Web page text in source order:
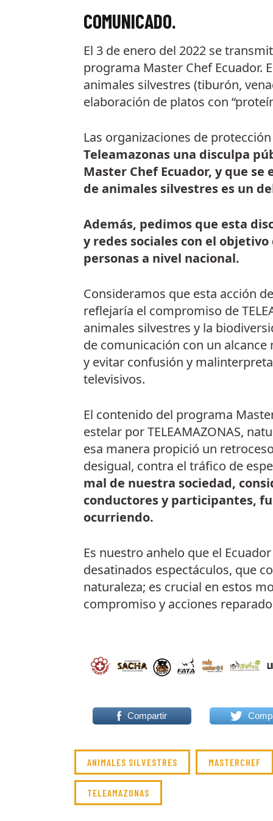
COMUNICADO.
El 3 de enero del 2022 se
programa Master Chef Ecuador.
animales silvestres (tiburón,
elaboración de platos con
Las organizaciones de
Teleamazonas una disculpa
Master Chef Ecuador, y que
de animales silvestres es un
Además, pedimos que esta
y redes sociales con el
personas a nivel nacional.
Consideramos que esta acción
reflejaría el compromiso de
animales silvestres y la
de comunicación con un
y evitar confusión y
televisivos.
El contenido del programa
estelar por TELEAMAZONAS,
esa manera propició un
desigual, contra el tráfico de
mal de nuestra sociedad,
conductores y participantes,
ocurriendo.
Es nuestro anhelo que el
desatinados espectáculos, que
naturaleza; es crucial en estos
compromiso y acciones
Compartir
ANIMALES SILVESTRES MASTERCHEF
TELEAMAZONAS